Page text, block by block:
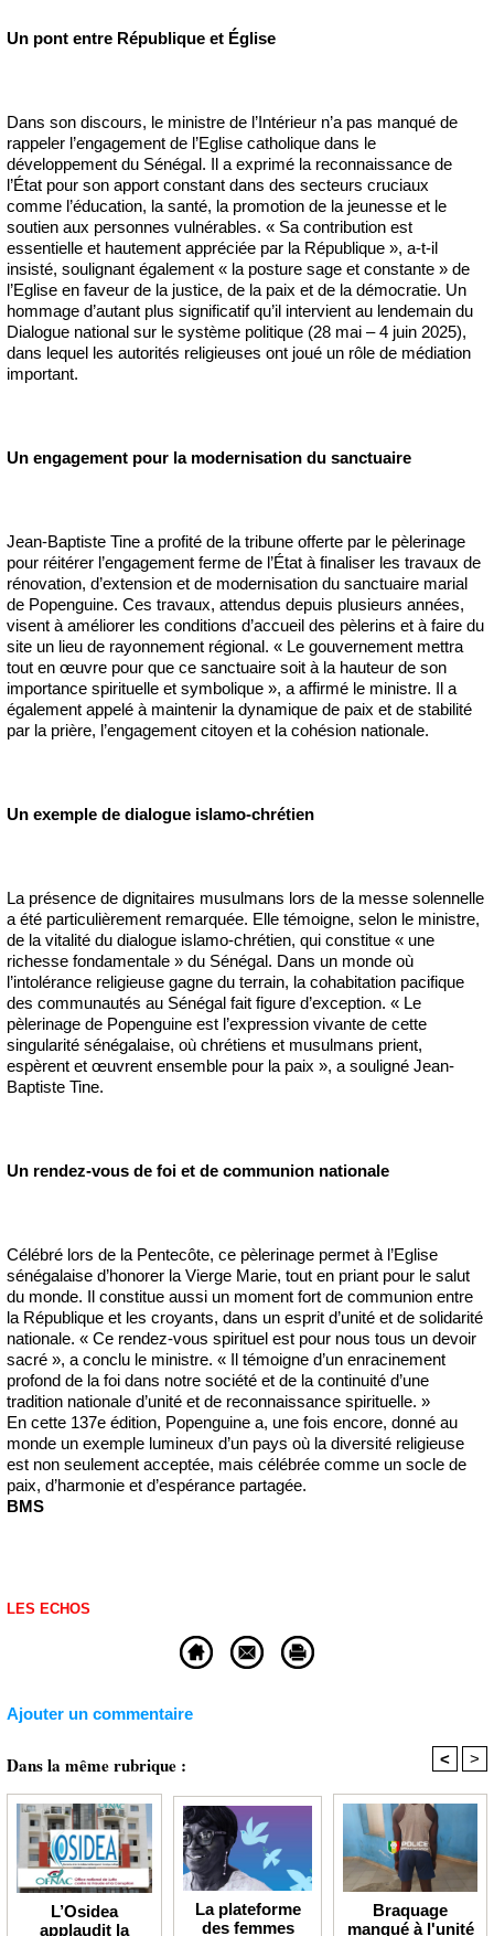
Un pont entre République et Église
Dans son discours, le ministre de l’Intérieur n’a pas manqué de
rappeler l’engagement de l’Eglise catholique dans le
développement du Sénégal. Il a exprimé la reconnaissance de
l’État pour son apport constant dans des secteurs cruciaux
comme l’éducation, la santé, la promotion de la jeunesse et le
soutien aux personnes vulnérables. « Sa contribution est
essentielle et hautement appréciée par la République », a-t-il
insisté, soulignant également « la posture sage et constante » de
l’Eglise en faveur de la justice, de la paix et de la démocratie. Un
hommage d’autant plus significatif qu’il intervient au lendemain du
Dialogue national sur le système politique (28 mai – 4 juin 2025),
dans lequel les autorités religieuses ont joué un rôle de médiation
important.
Un engagement pour la modernisation du sanctuaire
Jean-Baptiste Tine a profité de la tribune offerte par le pèlerinage
pour réitérer l’engagement ferme de l’État à finaliser les travaux de
rénovation, d’extension et de modernisation du sanctuaire marial
de Popenguine. Ces travaux, attendus depuis plusieurs années,
visent à améliorer les conditions d’accueil des pèlerins et à faire du
site un lieu de rayonnement régional. « Le gouvernement mettra
tout en œuvre pour que ce sanctuaire soit à la hauteur de son
importance spirituelle et symbolique », a affirmé le ministre. Il a
également appelé à maintenir la dynamique de paix et de stabilité
par la prière, l’engagement citoyen et la cohésion nationale.
Un exemple de dialogue islamo-chrétien
La présence de dignitaires musulmans lors de la messe solennelle
a été particulièrement remarquée. Elle témoigne, selon le ministre,
de la vitalité du dialogue islamo-chrétien, qui constitue « une
richesse fondamentale » du Sénégal. Dans un monde où
l’intolérance religieuse gagne du terrain, la cohabitation pacifique
des communautés au Sénégal fait figure d’exception. « Le
pèlerinage de Popenguine est l’expression vivante de cette
singularité sénégalaise, où chrétiens et musulmans prient,
espèrent et œuvrent ensemble pour la paix », a souligné Jean-
Baptiste Tine.
Un rendez-vous de foi et de communion nationale
Célébré lors de la Pentecôte, ce pèlerinage permet à l’Eglise
sénégalaise d’honorer la Vierge Marie, tout en priant pour le salut
du monde. Il constitue aussi un moment fort de communion entre
la République et les croyants, dans un esprit d’unité et de solidarité
nationale. « Ce rendez-vous spirituel est pour nous tous un devoir
sacré », a conclu le ministre. « Il témoigne d’un enracinement
profond de la foi dans notre société et de la continuité d’une
tradition nationale d’unité et de reconnaissance spirituelle. »
En cette 137e édition, Popenguine a, une fois encore, donné au
monde un exemple lumineux d’un pays où la diversité religieuse
est non seulement acceptée, mais célébrée comme un socle de
paix, d’harmonie et d’espérance partagée.
BMS
LES ECHOS
Ajouter un commentaire
Dans la même rubrique : < >
L’Osidea
applaudit la
La plateforme
des femmes
Braquage
manqué à l'unité